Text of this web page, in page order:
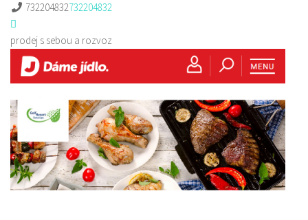
732204832732204832
prodej s sebou a rozvoz